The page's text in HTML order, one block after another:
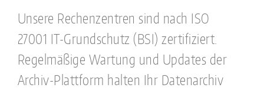
Unsere Rechenzentren sind nach ISO
27001 IT-Grundschutz (BSI) zertifiziert.
Regelmäßige Wartung und Updates der
Archiv-Plattform halten Ihr Datenarchiv